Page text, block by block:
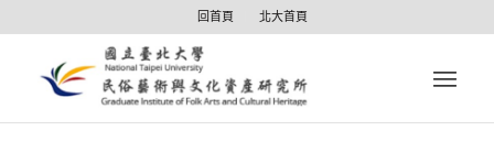
回首頁 北大首頁